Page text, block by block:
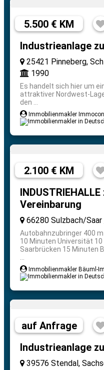
5.500 € KM
Industrieanlage
25421 Pinneberg,
1990
Es handelt sich hier um
attraktiver Nordwest-
den ...
Immobilienmakler
2.100 € KM
Vereinbarung
66280 Sulzbach/
Autobahnzubringer 400
10 Minuten Universität
Saarbrücken 15 Minuten
Immobilienmakler Bäuml-
auf Anfrage
Industrieanlage
39576 Stendal,